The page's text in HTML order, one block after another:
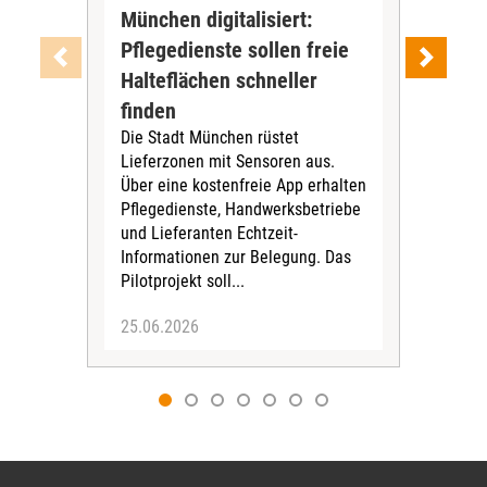
München digitalisiert:
Pflegedienste sollen freie
Halteflächen schneller
finden
Die Stadt München rüstet
Lieferzonen mit Sensoren aus.
Über eine kostenfreie App erhalten
Pflegedienste, Handwerksbetriebe
und Lieferanten Echtzeit-
Informationen zur Belegung. Das
Pilotprojekt soll...
25.06.2026